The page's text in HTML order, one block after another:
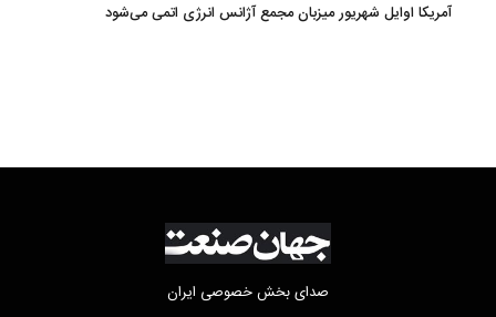
آمریکا اوایل شهریور میزبان مجمع آژانس انرژی اتمی می‌شود
صدای بخش خصوصی ایران